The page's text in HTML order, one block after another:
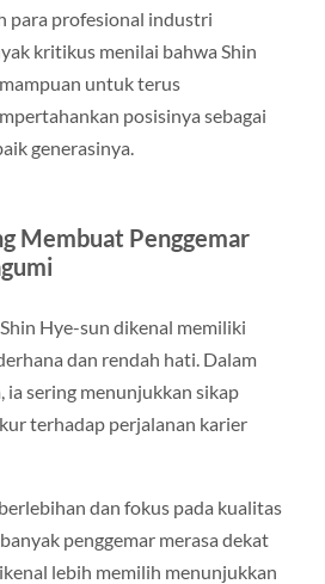
para profesional industri
kritikus menilai bahwa Shin
untuk terus
posisinya sebagai
generasinya.
Membuat Penggemar
Hye-sun dikenal memiliki
dan rendah hati. Dalam
ia sering menunjukkan sikap
terhadap perjalanan karier
dan fokus pada kualitas
penggemar merasa dekat
lebih memilih menunjukkan